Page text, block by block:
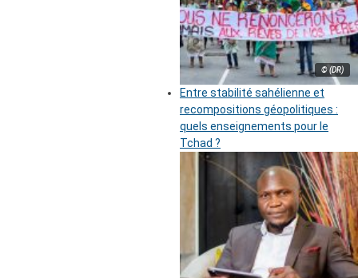
© (DR)
Entre stabilité sahélienne et
recompositions géopolitiques :
quels enseignements pour le
Tchad ?